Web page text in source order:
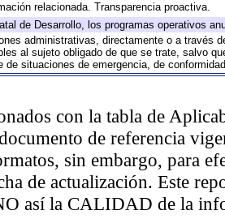
relacionada. Transparencia proactiva.
de Desarrollo, los programas operativos
administrativas, directamente o a través
al sujeto obligado de que se trate, salvo
de situaciones de emergencia, de
con la tabla de
de referencia
sin embargo, para
de actualización. Este
así la CALIDAD de la